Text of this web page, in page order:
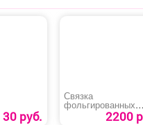
30 руб.
Связка
фольгированных
сердец 2200